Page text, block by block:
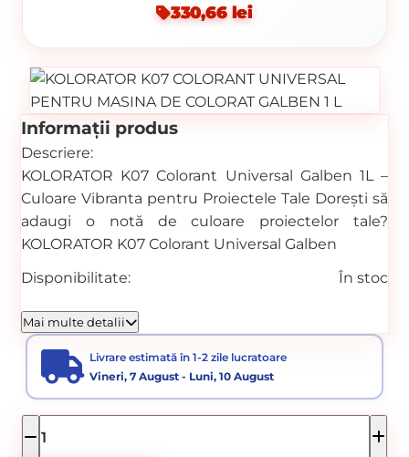
330,66 lei
Informații produs
Descriere:
KOLORATOR K07 Colorant Universal Galben 1L –
Culoare Vibranta pentru Proiectele Tale Dorești să
adaugi o notă de culoare proiectelor tale?
KOLORATOR K07 Colorant Universal Galben
Disponibilitate:
În stoc
Cod produs:
Categorii:
PIGMENTI DE COLORARE PENTRU MASINA DE
COLORAT
Mai multe detalii
Livrare estimată în 1-2 zile lucratoare
Vineri, 7 August - Luni, 10 August